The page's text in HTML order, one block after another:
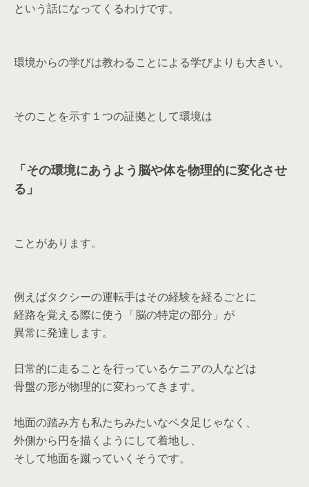
という話になってくるわけです。
環境からの学びは教わることによる学びよりも大きい。
そのことを示す１つの証拠として環境は
「その環境にあうよう脳や体を物理的に変化させ
る」
ことがあります。
例えばタクシーの運転手はその経験を経るごとに
経路を覚える際に使う「脳の特定の部分」が
異常に発達します。
日常的に走ることを行っているケニアの人などは
骨盤の形が物理的に変わってきます。
地面の踏み方も私たちみたいなベタ足じゃなく、
外側から円を描くようにして着地し、
そして地面を蹴っていくそうです。